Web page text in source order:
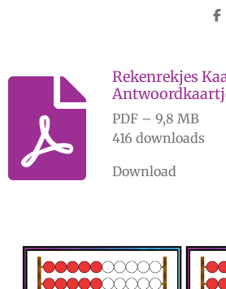
D
n
Rekenrekjes
PDF – 9,8 MB
416 downloads
Download